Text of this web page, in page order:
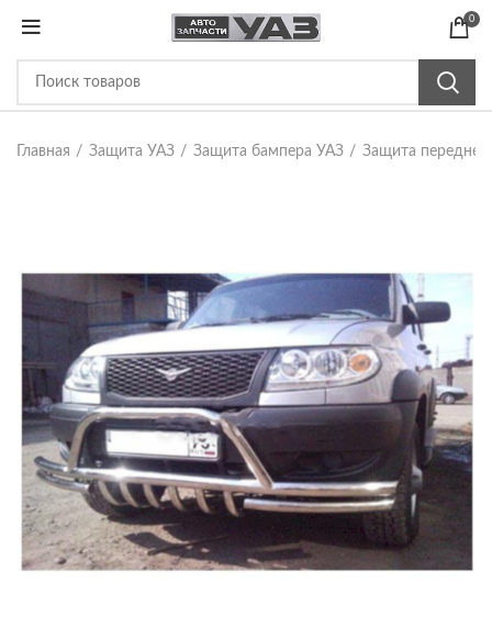
0
Главная Защита УАЗ Защита бампера УАЗ Защита